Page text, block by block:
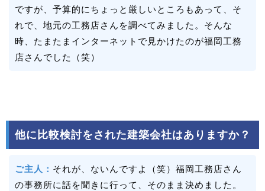
ですが、予算的にちょっと厳しいところもあって、そ
れで、地元の工務店さんを調べてみました。そんな
時、たまたまインターネットで見かけたのが福岡工務
店さんでした（笑）
他に比較検討をされた建築会社はありますか？
ご主人： それが、ないんですよ（笑）福岡工務店さん
の事務所に話を聞きに行って、そのまま決めました。